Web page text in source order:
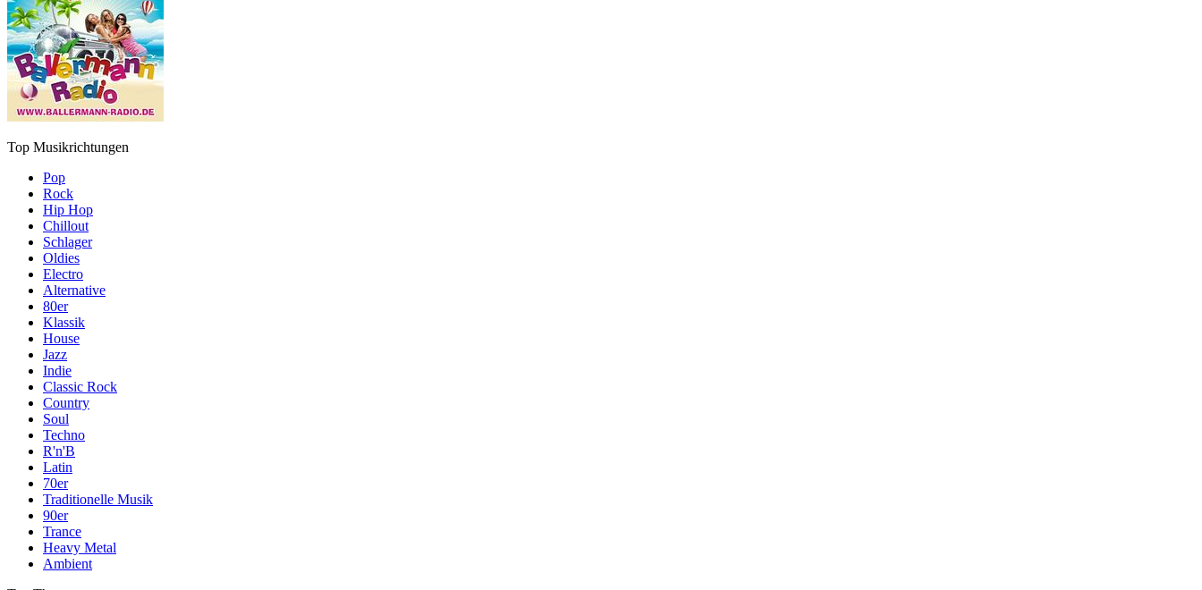
Top Musikrichtungen
Pop
Rock
Hip Hop
Chillout
Schlager
Oldies
Electro
Alternative
80er
Klassik
House
Jazz
Indie
Classic Rock
Country
Soul
Techno
R'n'B
Latin
70er
Traditionelle Musik
90er
Trance
Heavy Metal
Ambient